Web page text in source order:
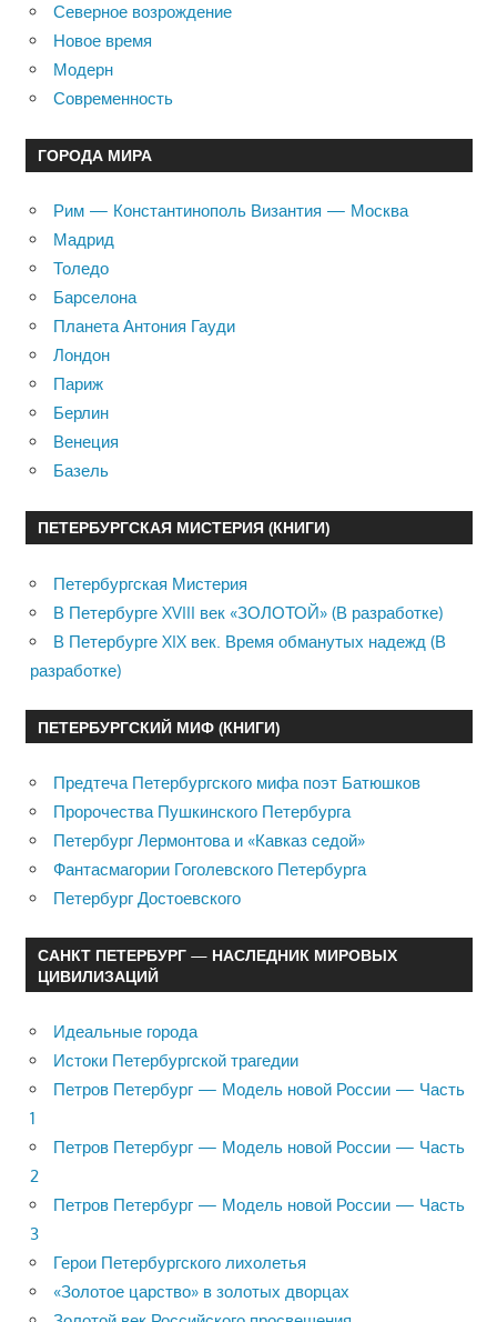
Северное возрождение
Новое время
Модерн
Современность
ГОРОДА МИРА
Рим — Константинополь Византия — Москва
Мадрид
Толедо
Барселона
Планета Антония Гауди
Лондон
Париж
Берлин
Венеция
Базель
ПЕТЕРБУРГСКАЯ МИСТЕРИЯ (КНИГИ)
Петербургская Мистерия
В Петербурге XVIII век «ЗОЛОТОЙ» (В разработке)
В Петербурге XIX век. Время обманутых надежд (В
разработке)
ПЕТЕРБУРГСКИЙ МИФ (КНИГИ)
Предтеча Петербургского мифа поэт Батюшков
Пророчества Пушкинского Петербурга
Петербург Лермонтова и «Кавказ седой»
Фантасмагории Гоголевского Петербурга
Петербург Достоевского
САНКТ ПЕТЕРБУРГ — НАСЛЕДНИК МИРОВЫХ
ЦИВИЛИЗАЦИЙ
Идеальные города
Истоки Петербургской трагедии
Петров Петербург — Модель новой России — Часть
1
Петров Петербург — Модель новой России — Часть
2
Петров Петербург — Модель новой России — Часть
3
Герои Петербургского лихолетья
«Золотое царство» в золотых дворцах